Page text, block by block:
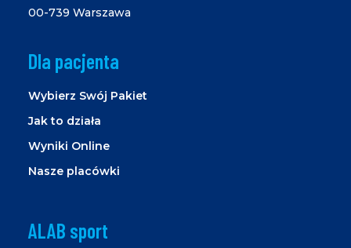
00-739 Warszawa
Dla pacjenta
Wybierz Swój Pakiet
Jak to działa
Wyniki Online
Nasze placówki
ALAB sport